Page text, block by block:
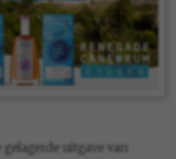
gelagerde uitgave van